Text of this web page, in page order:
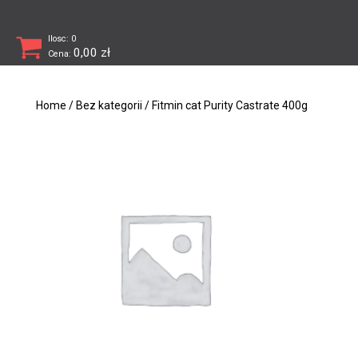
Ilosc: 0
Cena: 0,00 zł
Home / Bez kategorii / Fitmin cat Purity Castrate 400g